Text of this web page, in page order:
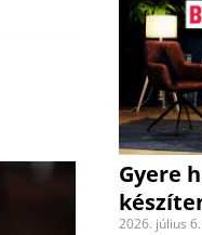
Gyere
2026. július